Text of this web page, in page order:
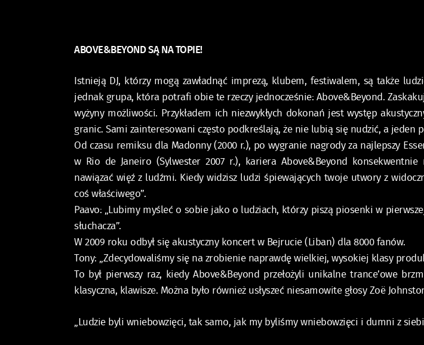
ABOVE&BEYOND SĄ NA TOPIE!
Istnieją DJ, którzy mogą zawładnąć imprezą, klubem, festiwalem, są także
jednak grupa, która potrafi obie te rzeczy jednocześnie: Above&Beyond.
wyżyny możliwości. Przykładem ich niezwykłych dokonań jest występ
granic. Sami zainteresowani często podkreślają, że nie lubią się nudzić, a jeden
Od czasu remiksu dla Madonny (2000 r.), po wygranie nagrody za najlepszy
w Rio de Janeiro (Sylwester 2007 r.), kariera Above&Beyond konsekwentnie
nawiązać więź z ludźmi. Kiedy widzisz ludzi śpiewających twoje utwory z
coś właściwego”.
Paavo: „Lubimy myśleć o sobie jako o ludziach, którzy piszą piosenki w
słuchacza”.
W 2009 roku odbył się akustyczny koncert w Bejrucie (Liban) dla 8000 fanów.
Tony: „Zdecydowaliśmy się na zrobienie naprawdę wielkiej, wysokiej klasy
To był pierwszy raz, kiedy Above&Beyond przełożyli unikalne trance’owe
klasyczna, klawisze. Można było również usłyszeć niesamowite głosy Zoë
„Ludzie byli wniebowzięci, tak samo, jak my byliśmy wniebowzięci i dumni z